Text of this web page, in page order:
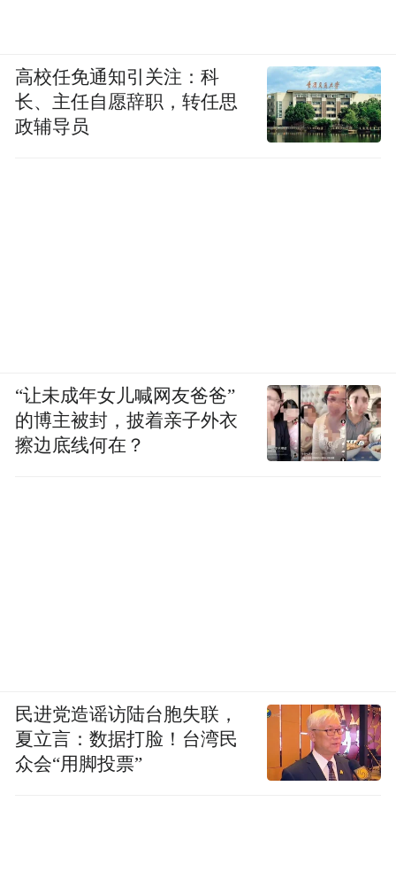
高校任免通知引关注：科
长、主任自愿辞职，转任思
政辅导员
“让未成年女儿喊网友爸爸”
的博主被封，披着亲子外衣
擦边底线何在？
民进党造谣访陆台胞失联，
夏立言：数据打脸！台湾民
众会“用脚投票”